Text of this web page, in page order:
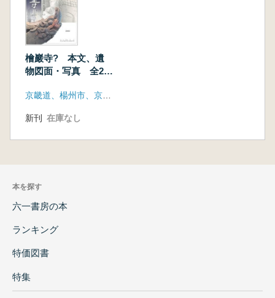
檜巖寺? 本文、遺
物図面・写真 全2
新刊 在庫なし
本を探す
六一書房の本
ランキング
特価図書
特集